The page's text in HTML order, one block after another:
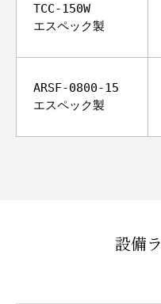
TCC-150W
エスペック製
ARSF-0800-15
エスペック製
設備